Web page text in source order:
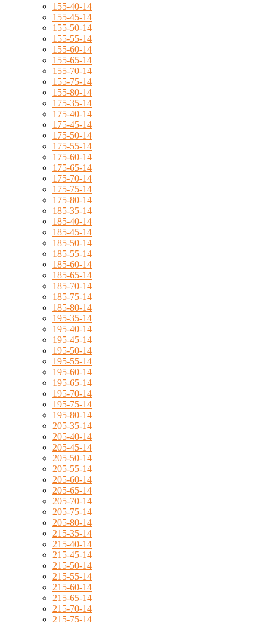
155-40-14
155-45-14
155-50-14
155-55-14
155-60-14
155-65-14
155-70-14
155-75-14
155-80-14
175-35-14
175-40-14
175-45-14
175-50-14
175-55-14
175-60-14
175-65-14
175-70-14
175-75-14
175-80-14
185-35-14
185-40-14
185-45-14
185-50-14
185-55-14
185-60-14
185-65-14
185-70-14
185-75-14
185-80-14
195-35-14
195-40-14
195-45-14
195-50-14
195-55-14
195-60-14
195-65-14
195-70-14
195-75-14
195-80-14
205-35-14
205-40-14
205-45-14
205-50-14
205-55-14
205-60-14
205-65-14
205-70-14
205-75-14
205-80-14
215-35-14
215-40-14
215-45-14
215-50-14
215-55-14
215-60-14
215-65-14
215-70-14
215-75-14